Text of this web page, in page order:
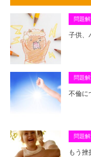
問題
子供、
問題
不倫に
問題
もう挫